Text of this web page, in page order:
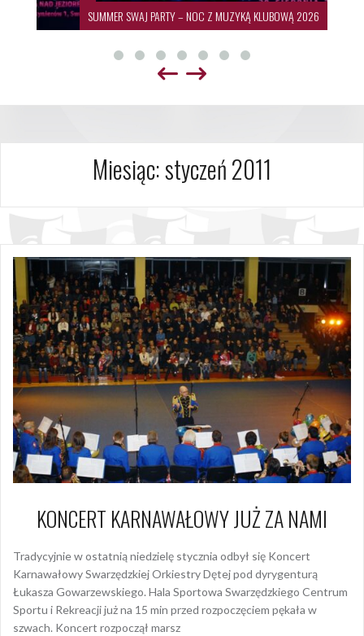
SUMMER SWAJ PARTY – NOC Z MUZYKĄ KLUBOWĄ 2026
Miesiąc:styczeń 2011
KONCERT KARNAWAŁOWY JUŻ ZA NAMI
Tradycyjnie w ostatnią niedzielę stycznia odbył się Koncert
Karnawałowy Swarzędzkiej Orkiestry Dętej pod dyrygenturą
Łukasza Gowarzewskiego. Hala Sportowa Swarzędzkiego Centrum
Sportu i Rekreacji już na 15 min przed rozpoczęciem pękała w
szwach. Koncert rozpoczął marsz